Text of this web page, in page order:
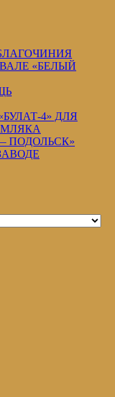
«БЕЛЫЙ
4» ДЛЯ
ПОДОЛЬСК»